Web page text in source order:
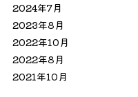
2024年7月
2023年8月
2022年10月
2022年8月
2021年10月